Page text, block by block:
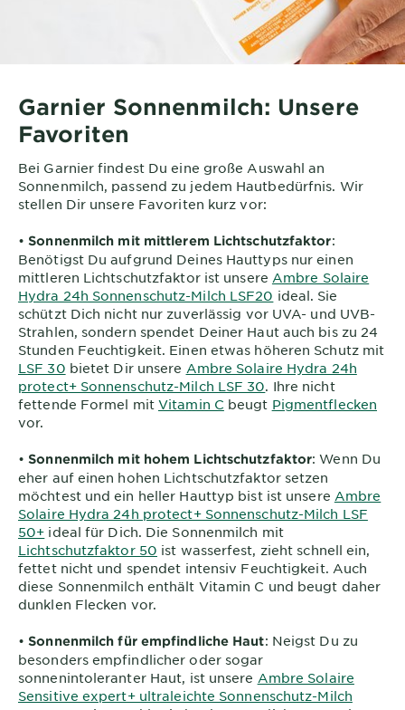
Garnier Sonnenmilch: Unsere
Favoriten
Bei Garnier findest Du eine große Auswahl an
Sonnenmilch, passend zu jedem Hautbedürfnis. Wir
stellen Dir unsere Favoriten kurz vor:
•Sonnenmilch mit mittlerem Lichtschutzfaktor:
Benötigst Du aufgrund Deines Hauttyps nur einen
mittleren Lichtschutzfaktor ist unsere Ambre Solaire
Hydra 24h Sonnenschutz-Milch LSF20 ideal. Sie
schützt Dich nicht nur zuverlässig vor UVA- und UVB-
Strahlen, sondern spendet Deiner Haut auch bis zu 24
Stunden Feuchtigkeit. Einen etwas höheren Schutz mit
LSF 30 bietet Dir unsere Ambre Solaire Hydra 24h
protect+ Sonnenschutz-Milch LSF 30. Ihre nicht
fettende Formel mit Vitamin C beugt Pigmentflecken
vor.
•Sonnenmilch mit hohem Lichtschutzfaktor: Wenn Du
eher auf einen hohen Lichtschutzfaktor setzen
möchtest und ein heller Hauttyp bist ist unsere Ambre
Solaire Hydra 24h protect+ Sonnenschutz-Milch LSF
50+ ideal für Dich. Die Sonnenmilch mit
Lichtschutzfaktor 50 ist wasserfest, zieht schnell ein,
fettet nicht und spendet intensiv Feuchtigkeit. Auch
diese Sonnenmilch enthält Vitamin C und beugt daher
dunklen Flecken vor.
•Sonnenmilch für empfindliche Haut: Neigst Du zu
besonders empfindlicher oder sogar
sonnenintoleranter Haut, ist unsere Ambre Solaire
Sensitive expert+ ultraleichte Sonnenschutz-Milch